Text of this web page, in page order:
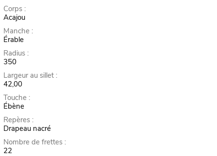
Corps :
Acajou
Manche :
Érable
Radius :
350
Largeur au sillet :
42,00
Touche :
Ébène
Repères :
Drapeau nacré
Nombre de frettes :
22